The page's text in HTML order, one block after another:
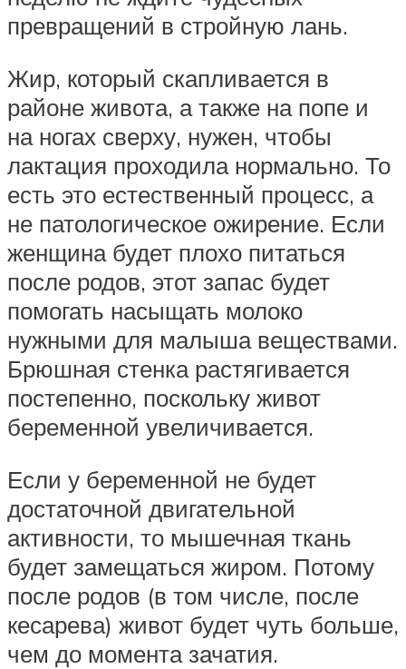
превращений в стройную лань.
Жир, который скапливается в
районе живота, а также на попе и
на ногах сверху, нужен, чтобы
лактация проходила нормально. То
есть это естественный процесс, а
не патологическое ожирение. Если
женщина будет плохо питаться
после родов, этот запас будет
помогать насыщать молоко
нужными для малыша веществами.
Брюшная стенка растягивается
постепенно, поскольку живот
беременной увеличивается.
Если у беременной не будет
достаточной двигательной
активности, то мышечная ткань
будет замещаться жиром. Потому
после родов (в том числе, после
кесарева) живот будет чуть больше,
чем до момента зачатия.